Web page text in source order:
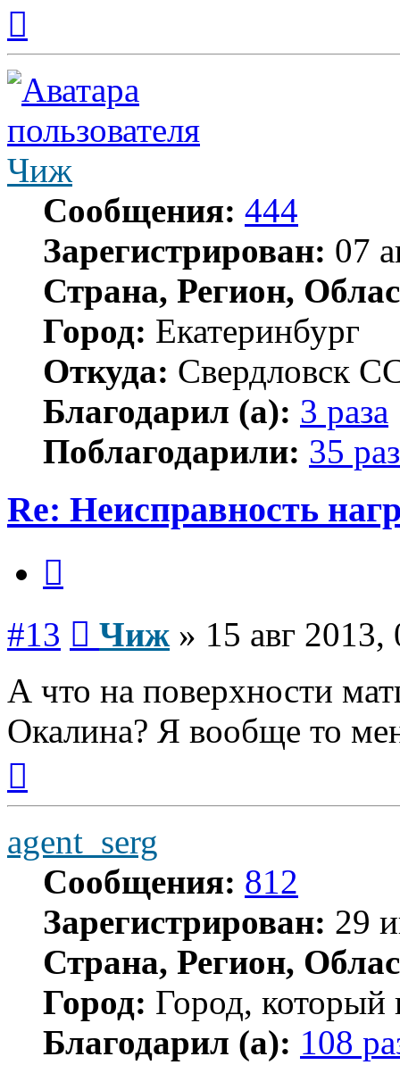
началу
Чиж
Сообщения: 444
Зарегистрирован: 07
Страна, Регион,
Город: Екатеринбург
Откуда: Свердловск
Благодарил (а): 3 раза
Поблагодарили: 35 раз
Re: Неисправность
#13 Чиж » 15 авг 2013,
А что на поверхности
Окалина? Я вообще то
началу
agent_serg
Сообщения: 812
Зарегистрирован: 29
Страна, Регион,
Город: Город, который
Благодарил (а): 108